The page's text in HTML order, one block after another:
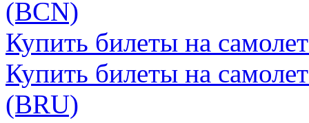
(BCN)
Купить билеты на
Купить билеты на
(BRU)